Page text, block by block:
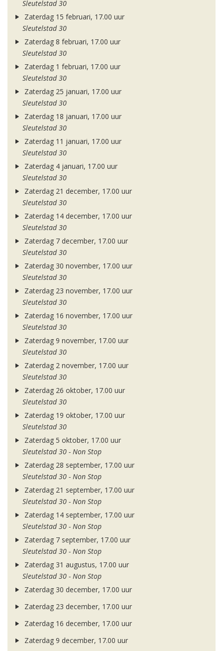
Sleutelstad 30
Zaterdag 15 februari, 17.00 uur
Sleutelstad 30
Zaterdag 8 februari, 17.00 uur
Sleutelstad 30
Zaterdag 1 februari, 17.00 uur
Sleutelstad 30
Zaterdag 25 januari, 17.00 uur
Sleutelstad 30
Zaterdag 18 januari, 17.00 uur
Sleutelstad 30
Zaterdag 11 januari, 17.00 uur
Sleutelstad 30
Zaterdag 4 januari, 17.00 uur
Sleutelstad 30
Zaterdag 21 december, 17.00 uur
Sleutelstad 30
Zaterdag 14 december, 17.00 uur
Sleutelstad 30
Zaterdag 7 december, 17.00 uur
Sleutelstad 30
Zaterdag 30 november, 17.00 uur
Sleutelstad 30
Zaterdag 23 november, 17.00 uur
Sleutelstad 30
Zaterdag 16 november, 17.00 uur
Sleutelstad 30
Zaterdag 9 november, 17.00 uur
Sleutelstad 30
Zaterdag 2 november, 17.00 uur
Sleutelstad 30
Zaterdag 26 oktober, 17.00 uur
Sleutelstad 30
Zaterdag 19 oktober, 17.00 uur
Sleutelstad 30
Zaterdag 5 oktober, 17.00 uur
Sleutelstad 30 - Non Stop
Zaterdag 28 september, 17.00 uur
Sleutelstad 30 - Non Stop
Zaterdag 21 september, 17.00 uur
Sleutelstad 30 - Non Stop
Zaterdag 14 september, 17.00 uur
Sleutelstad 30 - Non Stop
Zaterdag 7 september, 17.00 uur
Sleutelstad 30 - Non Stop
Zaterdag 31 augustus, 17.00 uur
Sleutelstad 30 - Non Stop
Zaterdag 30 december, 17.00 uur
Zaterdag 23 december, 17.00 uur
Zaterdag 16 december, 17.00 uur
Zaterdag 9 december, 17.00 uur